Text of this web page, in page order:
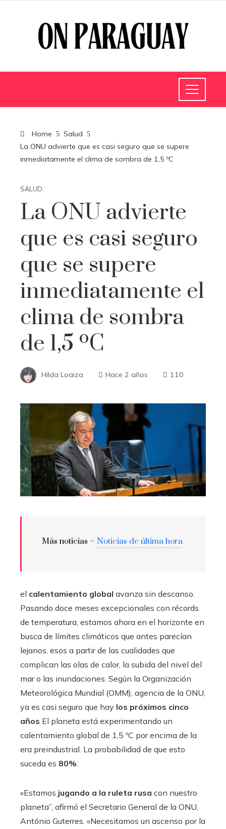
Home
Salud
La ONU advierte que es casi seguro que se supere
inmediatamente el clima de sombra de 1,5 ºC
SALUD
La ONU advierte
que es casi seguro
que se supere
inmediatamente el
clima de sombra
de 1,5 ºC
Hilda Loaiza Hace 2 años 110
Más noticias – Noticias de última hora
el calentamiento global avanza sin descanso.
Pasando doce meses excepcionales con récords
de temperatura, estamos ahora en el horizonte en
busca de límites climáticos que antes parecían
lejanos, esos a partir de las cualidades que
complican las olas de calor, la subida del nivel del
mar o las inundaciones. Según la Organización
Meteorológica Mundial (OMM), agencia de la ONU,
ya es casi seguro que hay los próximos cinco
años El planeta está experimentando un
calentamiento global de 1,5 ºC por encima de la
era preindustrial. La probabilidad de que esto
suceda es 80%
«Estamos jugando a la ruleta rusa con nuestro
planeta”, afirmó el Secretario General de la ONU,
António Guterres. «Necesitamos un ascenso por la